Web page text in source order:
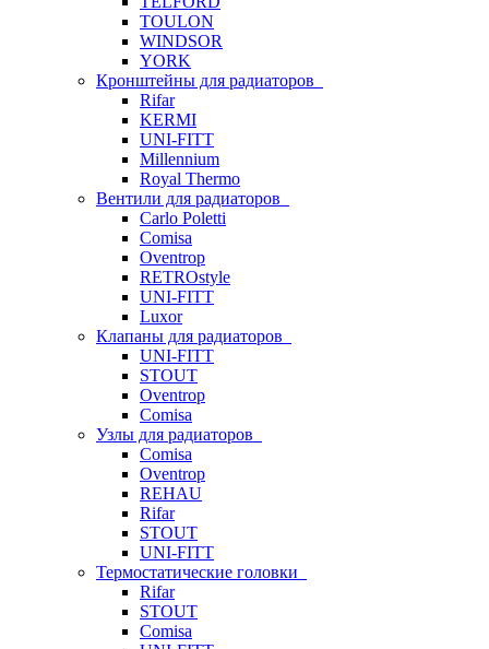
TOULON
WINDSOR
YORK
Кронштейны для радиаторов
Rifar
KERMI
UNI-FITT
Millennium
Royal Thermo
Вентили для радиаторов
Carlo Poletti
Comisa
Oventrop
RETROstyle
UNI-FITT
Luxor
Клапаны для радиаторов
UNI-FITT
STOUT
Oventrop
Comisa
Узлы для радиаторов
Comisa
Oventrop
REHAU
Rifar
STOUT
UNI-FITT
Термостатические головки
Rifar
STOUT
Comisa